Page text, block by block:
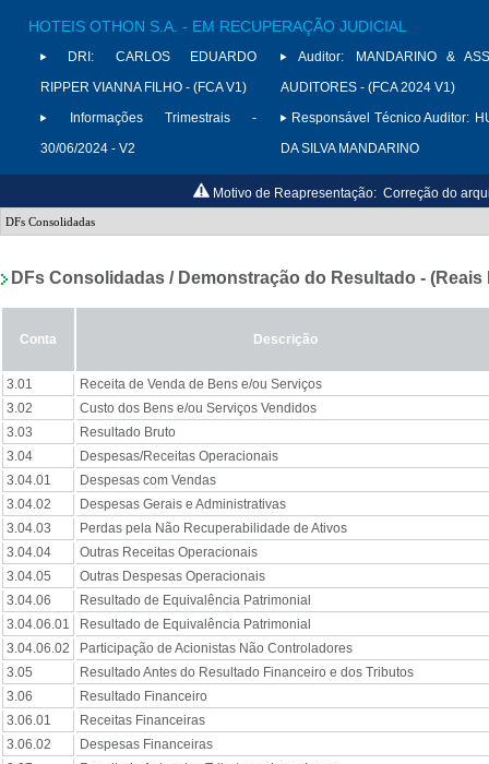
HOTEIS OTHON S.A. - EM RECUPERAÇÃO JUDICIAL
DRI:
CARLOS EDUARDO
RIPPER VIANNA FILHO - (FCA V1)
Informações Trimestrais -
30/06/2024 - V2
Auditor:
MANDARINO &
AUDITORES - (FCA 2024 V1)
Responsável Técnico Auditor:
DA SILVA MANDARINO
Motivo de Reapresentação: Correção do